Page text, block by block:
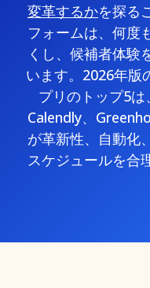
変革するかを探る
フォームは、何度
くし、候補者体験
います。2026年版
プリのトップ5は
Calendly、
が革新性、自動化
スケジュールを合